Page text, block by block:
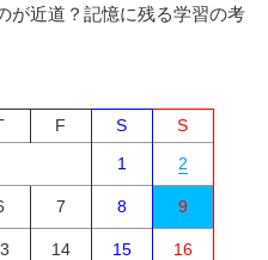
が近道？記憶に残る学習の考
F S
S
1
2
7 8 9
14 15 16